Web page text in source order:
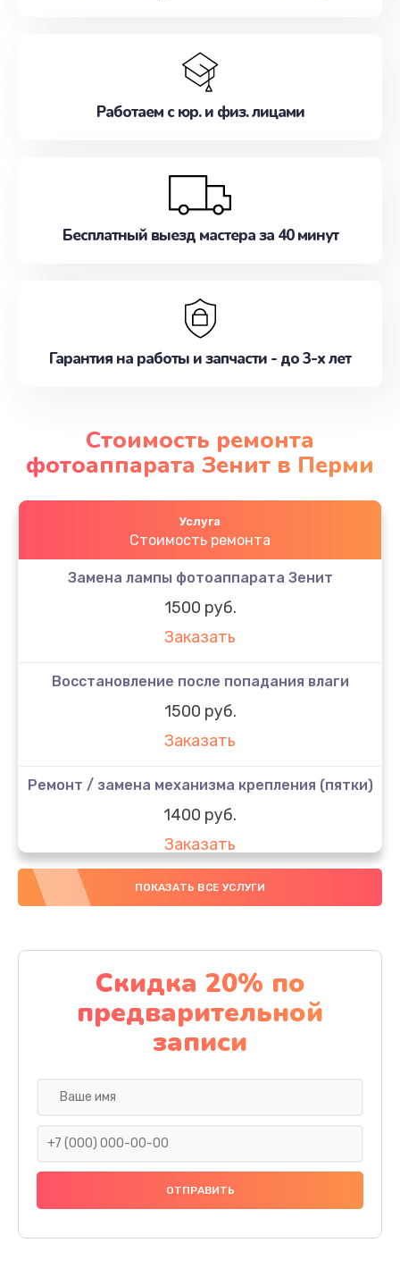
Работаем с юр. и физ. лицами
Бесплатный выезд мастера за 40 минут
Гарантия на работы и запчасти - до 3-х лет
Стоимость ремонта
фотоаппарата Зенит в Перми
Услуга
Стоимость ремонта
Замена лампы фотоаппарата Зенит
1500 руб.
Заказать
Восстановление после попадания влаги
1500 руб.
Заказать
Ремонт / замена механизма крепления (пятки)
1400 руб.
Заказать
Ремонт / замена платы управления
Заказать
Ремонт платы питания
1900 руб.
Заказать
Замена дисплея (экрана)
Замена / ремонт инфракрасного датчика
ПОКАЗАТЬ ВСЕ УСЛУГИ
Скидка 20% по
предварительной
записи